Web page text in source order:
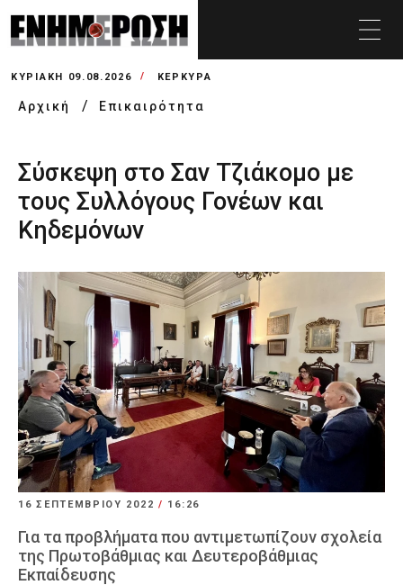
ΚΥΡΙΑΚΉ 09.08.2026 ΚΕΡΚΥΡΑ
Αρχική Επικαιρότητα
Σύσκεψη στο Σαν Τζιάκομο με
τους Συλλόγους Γονέων και
Κηδεμόνων
16 ΣΕΠΤΕΜΒΡΊΟΥ 2022 / 16:26
Για τα προβλήματα που αντιμετωπίζουν σχολεία
της Πρωτοβάθμιας και Δευτεροβάθμιας
Εκπαίδευσης